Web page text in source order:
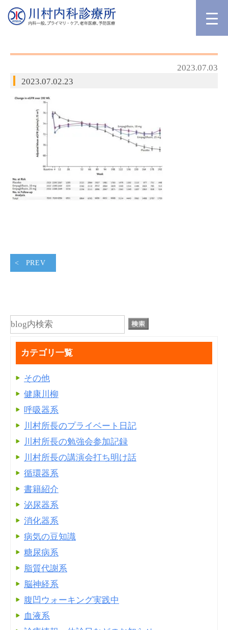
2023.07.03
2023.07.02.23
PREV
カテゴリ一覧
その他
健康川柳
呼吸器系
川村所長のプライベート日記
川村所長の勉強会参加記録
川村所長の講演会打ち明け話
循環器系
書籍紹介
泌尿器系
消化器系
病気の豆知識
糖尿病系
脂質代謝系
脳神経系
腹凹ウォーキング実践中
血液系